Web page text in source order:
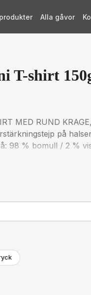
Alla gåvor
T-shirt
MED RUND
på
98 % bomull / 2 %